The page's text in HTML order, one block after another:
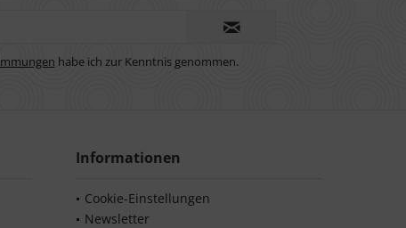
habe ich zur Kenntnis genommen.
Informationen
Cookie-Einstellungen
Newsletter